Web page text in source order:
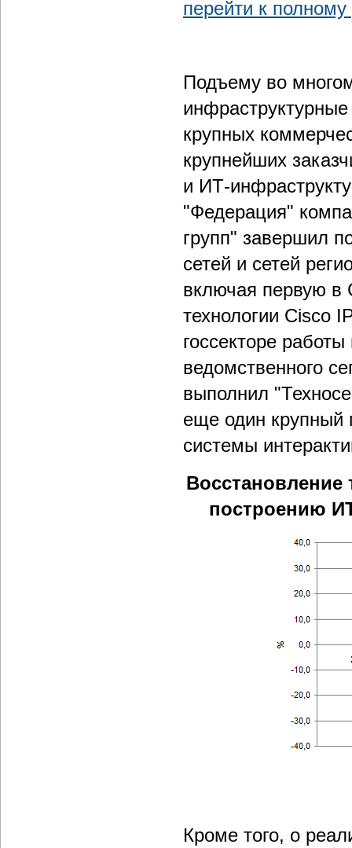
перейти к полному
Подъему во
крупных
крупнейших
и ИТ-
"Федерация"
групп" завершил
сетей и сетей
включая первую в
технологии Cisco
госсекторе
ведомственного
выполнил
еще один крупный
системы
Восстановление
построению
Кроме того, о